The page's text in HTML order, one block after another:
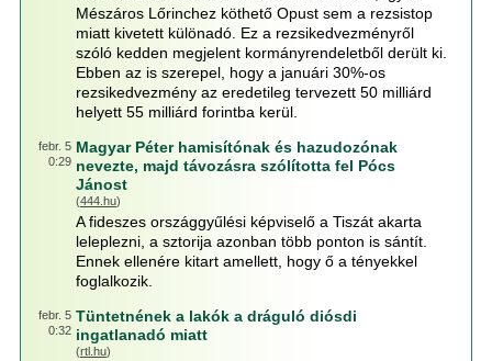
Mészáros Lőrinchez köthető Opust sem a rezsistop
miatt kivetett különadó. Ez a rezsikedvezményről
szóló kedden megjelent kormányrendeletből derült ki.
Ebben az is szerepel, hogy a januári 30%-os
rezsikedvezmény az eredetileg tervezett 50 milliárd
helyett 55 milliárd forintba kerül.
febr. 5
0:29
Magyar Péter hamisítónak és hazudozónak
nevezte, majd távozásra szólította fel Pócs
Jánost
(444.hu)
A fideszes országgyűlési képviselő a Tiszát akarta
leleplezni, a sztorija azonban több ponton is sántít.
Ennek ellenére kitart amellett, hogy ő a tényekkel
foglalkozik.
febr. 5
0:32
Tüntetnének a lakók a dráguló diósdi
ingatlanadó miatt
(rtl.hu)